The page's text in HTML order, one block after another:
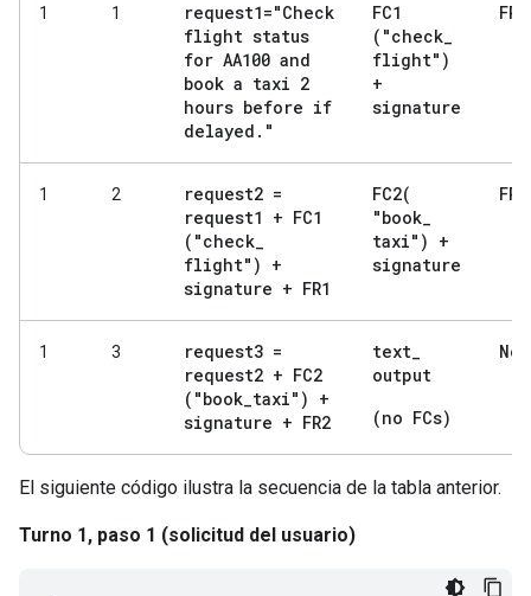
1 1
request1="Check
flight status
for AA100 and
book a taxi 2
hours before if
delayed . "
FC1
("check_
flight")
+
signature
FR1
1 2
request2 =
request1 + FC1
("check_
flight") +
signature + FR1
FC2(
"book_
taxi") +
signature
FR2
1 3
request3 =
request2 + FC2
("book_taxi") +
signature + FR2
text_
output
(no FCs)
El siguiente código ilustra la secuencia de la tabla anterior.
Turno 1, paso 1 (solicitud del usuario)